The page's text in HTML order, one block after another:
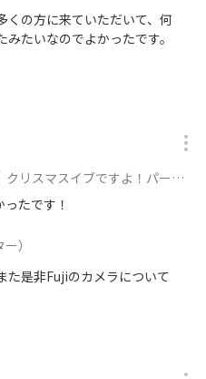
くの方に来ていただいて、何
たいなのでよかったです。
パーティー【途中参加OK】35人超えそうなので確保しますに参加
たです！
）
た是非Fujiのカメラについて